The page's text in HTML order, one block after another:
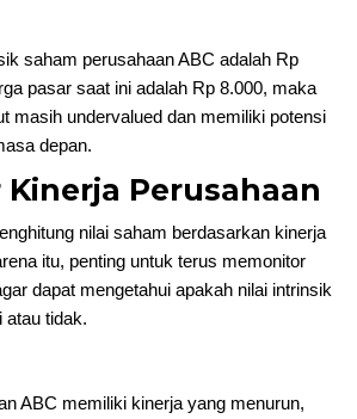
saham perusahaan ABC adalah Rp
pasar saat ini adalah Rp 8.000, maka
masih undervalued dan memiliki potensi
depan.
Perusahaan
nilai saham berdasarkan kinerja
itu, penting untuk terus memonitor
dapat mengetahui apakah nilai intrinsik
atau tidak.
ABC memiliki kinerja yang menurun,